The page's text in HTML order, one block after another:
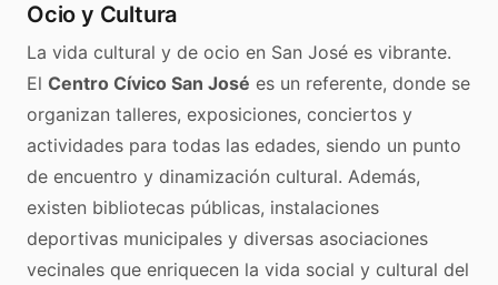
Ocio y Cultura
La vida cultural y de ocio en San José es vibrante.
El Centro Cívico San José es un referente, donde se
organizan talleres, exposiciones, conciertos y
actividades para todas las edades, siendo un punto
de encuentro y dinamización cultural. Además,
existen bibliotecas públicas, instalaciones
deportivas municipales y diversas asociaciones
vecinales que enriquecen la vida social y cultural del